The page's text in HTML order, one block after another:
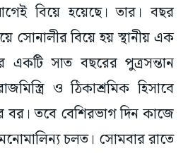
বিয়ে হয়েছে। তার। বছর
বিয়ে হয় স্থানীয় এক
একটি সাত বছরের পুত্রসন্তান
ও ঠিকাশ্রমিক হিসাবে
তবে বেশিরভাগ দিন কাজে
মনোমালিন্য চলত। সোমবার রাতে